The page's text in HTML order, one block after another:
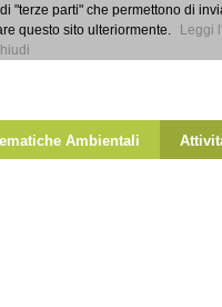
Ambientali
"terze parti" che permettono di
questo sito ulteriormente.
Leggi